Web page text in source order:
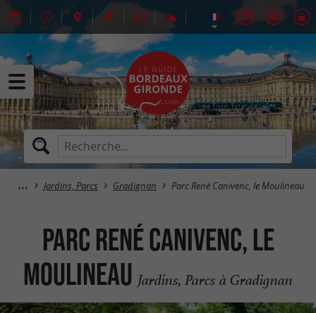
Jardins, Parcs Gradignan Parc René Canivenc, le Moulineau
Parc René Canivenc, le
Moulineau Jardins, Parcs à Gradignan